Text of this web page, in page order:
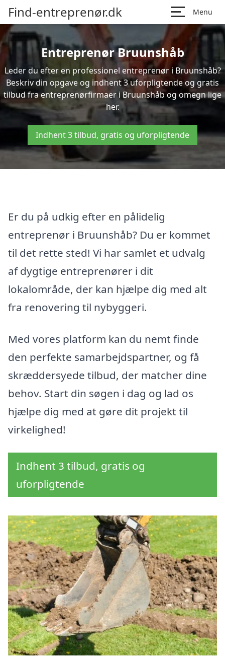
Find-entreprenør.dk Menu
Entreprenør Bruunshåb
Leder du efter en professionel entreprenør i Bruunshåb?
Beskriv din opgave og indhent 3 uforpligtende og gratis
tilbud fra entreprenørfirmaer i Bruunshåb og omegn lige
her.
Indhent 3 tilbud, gratis og uforpligtende
Er du på udkig efter en pålidelig
entreprenør i Bruunshåb? Du er kommet
til det rette sted! Vi har samlet et udvalg
af dygtige entreprenører i dit
lokalområde, der kan hjælpe dig med alt
fra renovering til nybyggeri.
Med vores platform kan du nemt finde
den perfekte samarbejdspartner, og få
skræddersyede tilbud, der matcher dine
behov. Start din søgen i dag og lad os
hjælpe dig med at gøre dit projekt til
virkelighed!
Indhent 3 tilbud, gratis og
uforpligtende